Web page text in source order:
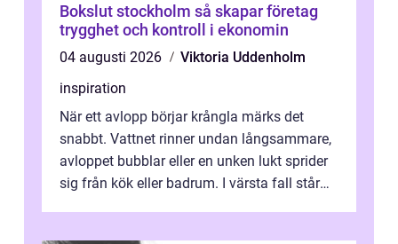
Bokslut stockholm så skapar företag
trygghet och kontroll i ekonomin
04 augusti 2026
Viktoria Uddenholm
inspiration
När ett avlopp börjar krångla märks det
snabbt. Vattnet rinner undan långsammare,
avloppet bubblar eller en unken lukt sprider
sig från kök eller badrum. I värsta fall står